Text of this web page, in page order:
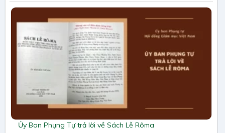
Ủy Ban Phụng Tự trả lời về Sách Lễ Rôma